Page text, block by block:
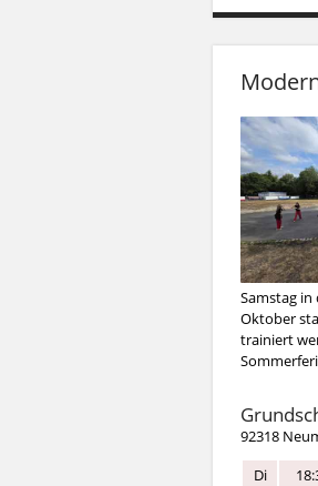
Samstag
Oktober
trainiert
92318
Di